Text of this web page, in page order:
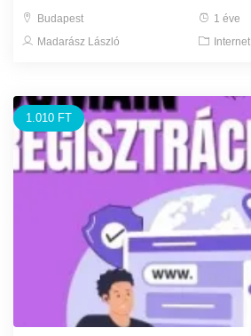
Budapest
1 éve
Madarász László
1.010 FT